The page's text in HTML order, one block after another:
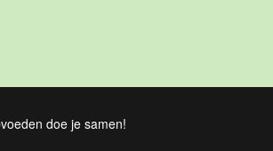
doe je samen!